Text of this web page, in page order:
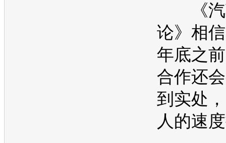
《汽
论》相
年底之
合作还
到实处
人的速